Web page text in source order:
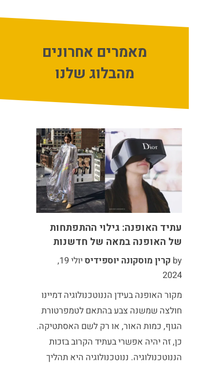
מאמרים אחרונים
מהבלוג שלנו
עתיד האופנה: גילוי ההתפתחות
של האופנה במאה של חדשנות
by קרין מוסקונה יוספידיס
יולי 19,
2024
מקור האופנה בעידן הננוטכנולוגיה דמיינו
חולצה שמשנה צבע בהתאם לטמפרטורת
הגוף, כמות האור, או רק לשם האסתטיקה.
כן, זה יהיה אפשרי בעתיד הקרוב בזכות
הננוטכנולוגיה. ננוטכנולוגיה היא תהליך